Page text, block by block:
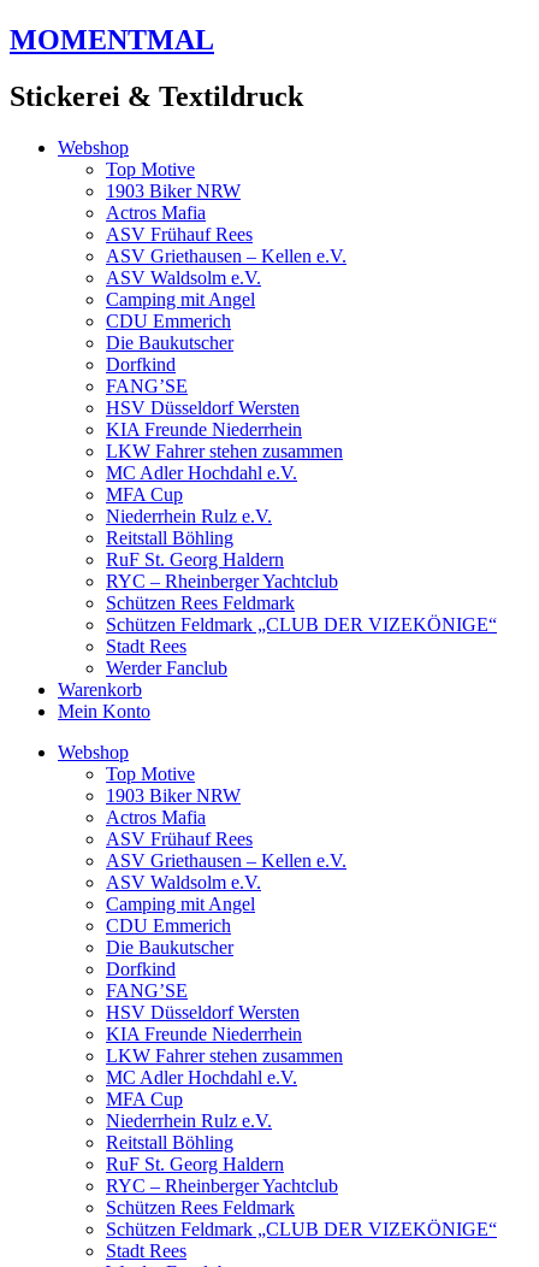
Zum
Inhalt
MOMENTMAL
Stickerei & Textildruck
Webshop
Top Motive
1903 Biker NRW
Actros Mafia
ASV Frühauf Rees
ASV Griethausen – Kellen e.V.
ASV Waldsolm e.V.
Camping mit Angel
CDU Emmerich
Die Baukutscher
Dorfkind
FANG’SE
HSV Düsseldorf Wersten
KIA Freunde Niederrhein
LKW Fahrer stehen zusammen
MC Adler Hochdahl e.V.
MFA Cup
Niederrhein Rulz e.V.
Reitstall Böhling
RuF St. Georg Haldern
RYC – Rheinberger Yachtclub
Schützen Rees Feldmark
Schützen Feldmark „CLUB DER VIZEKÖNIGE“
Stadt Rees
Werder Fanclub
Warenkorb
Mein Konto
Webshop
Top Motive
1903 Biker NRW
Actros Mafia
ASV Frühauf Rees
ASV Griethausen – Kellen e.V.
ASV Waldsolm e.V.
Camping mit Angel
CDU Emmerich
Die Baukutscher
Dorfkind
FANG’SE
HSV Düsseldorf Wersten
KIA Freunde Niederrhein
LKW Fahrer stehen zusammen
MC Adler Hochdahl e.V.
MFA Cup
Niederrhein Rulz e.V.
Reitstall Böhling
RuF St. Georg Haldern
RYC – Rheinberger Yachtclub
Schützen Rees Feldmark
Schützen Feldmark „CLUB DER VIZEKÖNIGE“
Stadt Rees